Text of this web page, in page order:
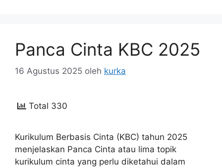
Panca Cinta KBC 2025
16 Agustus 2025 oleh kurka
Total 330
Kurikulum Berbasis Cinta (KBC) tahun 2025
menjelaskan Panca Cinta atau lima topik
kurikulum cinta yang perlu diketahui dalam